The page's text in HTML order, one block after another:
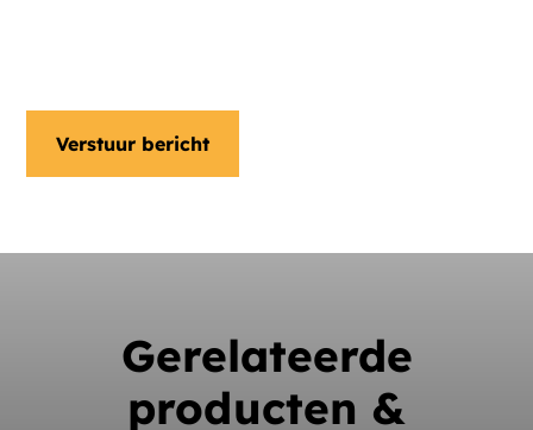
Gerelateerde
producten &